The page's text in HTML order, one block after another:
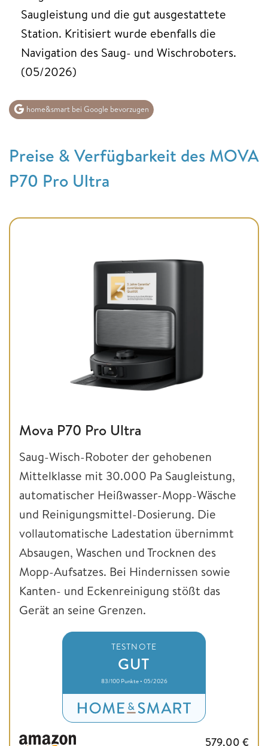
Saugleistung und die gut ausgestattete
Station. Kritisiert wurde ebenfalls die
Navigation des Saug- und Wischroboters.
(05/2026)
home&smart bei Google bevorzugen
Preise & Verfügbarkeit des MOVA
P70 Pro Ultra
Mova P70 Pro Ultra
Saug-Wisch-Roboter der gehobenen
Mittelklasse mit 30.000 Pa Saugleistung,
automatischer Heißwasser-Mopp-Wäsche
und Reinigungsmittel-Dosierung. Die
vollautomatische Ladestation übernimmt
Absaugen, Waschen und Trocknen des
Mopp-Aufsatzes. Bei Hindernissen sowie
Kanten- und Eckenreinigung stößt das
Gerät an seine Grenzen.
TESTNOTE
GUT
83/100 Punkte • 05/2026
579,00 €